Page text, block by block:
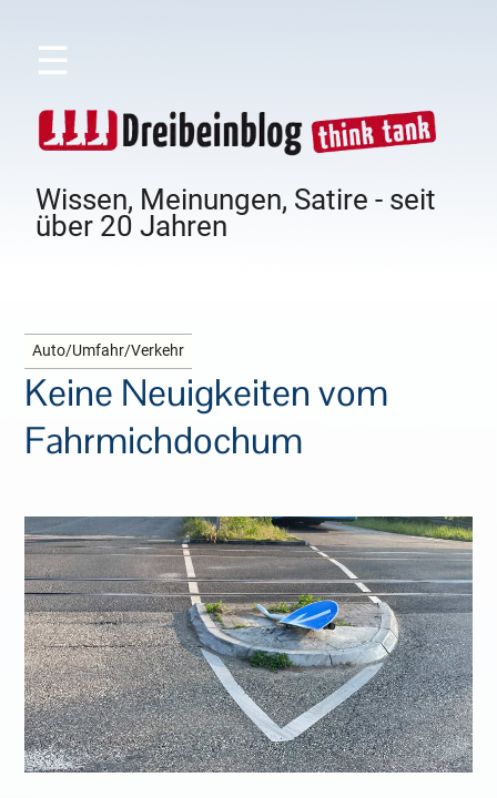
☰
Wissen, Meinungen, Satire - seit
über 20 Jahren
Auto/Umfahr/Verkehr
Keine Neuigkeiten vom
Fahrmichdochum